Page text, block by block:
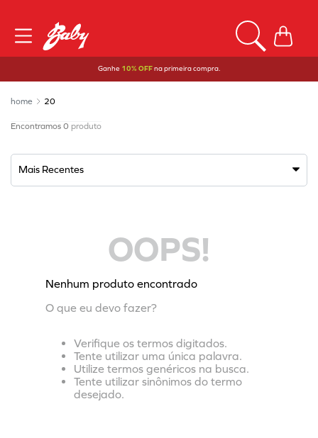
Ganhe 10% OFFna primeira compra.
20
0 produto
Mais Recentes
OOPS!
Nenhum produto encontrado
O que eu devo fazer?
Verifique os termos digitados.
Tente utilizar uma única palavra.
Utilize termos genéricos na busca.
Tente utilizar sinônimos do termo
desejado.